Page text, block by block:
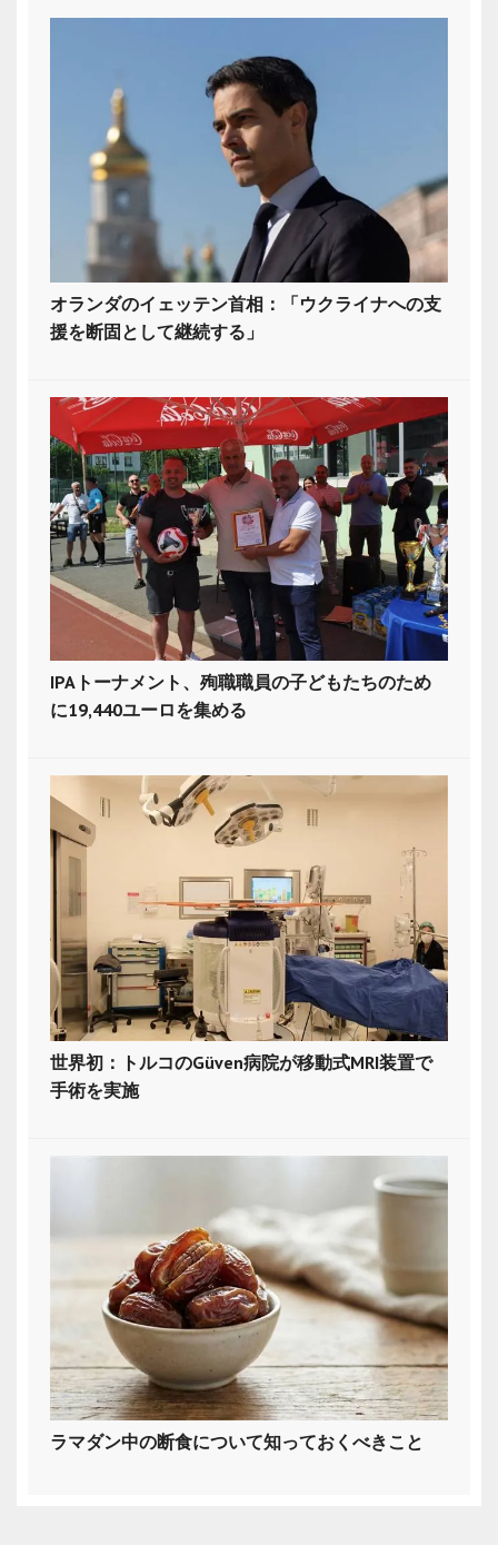
オランダのイェッテン首相：「ウクライナへの支
援を断固として継続する」
IPAトーナメント、殉職職員の子どもたちのため
に19,440ユーロを集める
世界初：トルコのGüven病院が移動式MRI装置で
手術を実施
ラマダン中の断食について知っておくべきこと